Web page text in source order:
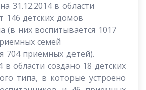
31.12.2014 в области
146 детских домов
(в них воспитывается 1017
семей
704 приемных детей).
в области создано 18 детских
типа, в которые устроено